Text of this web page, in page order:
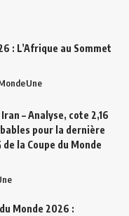
: L’Afrique au Sommet
Une
– Analyse, cote 2,16
pour la dernière
la Coupe du Monde
Monde 2026 :